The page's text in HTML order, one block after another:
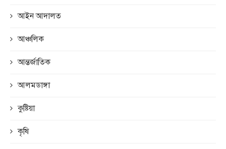
আইন আদালত
আঞ্চলিক
আন্তর্জাতিক
আলমডাঙ্গা
কুষ্টিয়া
কৃষি